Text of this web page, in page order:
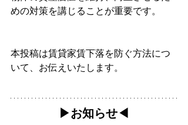
めの対策を講じることが重要です。
本投稿は賃貸家賃下落を防ぐ方法につ
いて、お伝えいたします。
▶︎お知らせ◀︎